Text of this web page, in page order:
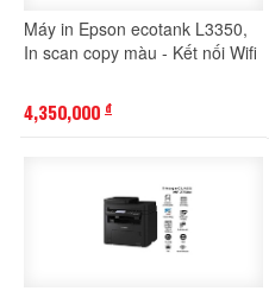
Máy in Epson ecotank L3350,
In scan copy màu - Kết nối Wifi
4,350,000 đ